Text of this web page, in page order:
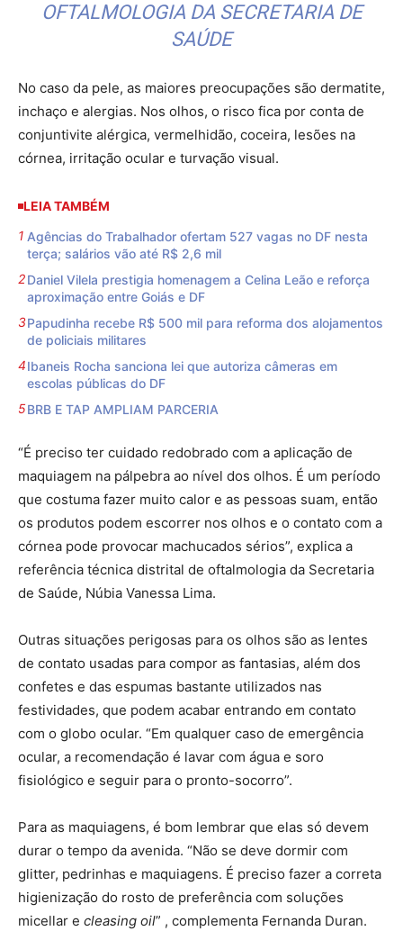
OFTALMOLOGIA DA SECRETARIA DE
SAÚDE
No caso da pele, as maiores preocupações são dermatite,
inchaço e alergias. Nos olhos, o risco fica por conta de
conjuntivite alérgica, vermelhidão, coceira, lesões na
córnea, irritação ocular e turvação visual.
LEIA TAMBÉM
Agências do Trabalhador ofertam 527 vagas no DF nesta
terça; salários vão até R$ 2,6 mil
Daniel Vilela prestigia homenagem a Celina Leão e reforça
aproximação entre Goiás e DF
Papudinha recebe R$ 500 mil para reforma dos alojamentos
de policiais militares
Ibaneis Rocha sanciona lei que autoriza câmeras em
escolas públicas do DF
BRB E TAP AMPLIAM PARCERIA
“É preciso ter cuidado redobrado com a aplicação de
maquiagem na pálpebra ao nível dos olhos. É um período
que costuma fazer muito calor e as pessoas suam, então
os produtos podem escorrer nos olhos e o contato com a
córnea pode provocar machucados sérios”, explica a
referência técnica distrital de oftalmologia da Secretaria
de Saúde, Núbia Vanessa Lima.
Outras situações perigosas para os olhos são as lentes
de contato usadas para compor as fantasias, além dos
confetes e das espumas bastante utilizados nas
festividades, que podem acabar entrando em contato
com o globo ocular. “Em qualquer caso de emergência
ocular, a recomendação é lavar com água e soro
fisiológico e seguir para o pronto-socorro”.
Para as maquiagens, é bom lembrar que elas só devem
durar o tempo da avenida. “Não se deve dormir com
glitter, pedrinhas e maquiagens. É preciso fazer a correta
higienização do rosto de preferência com soluções
micellar e cleasing oil” , complementa Fernanda Duran.